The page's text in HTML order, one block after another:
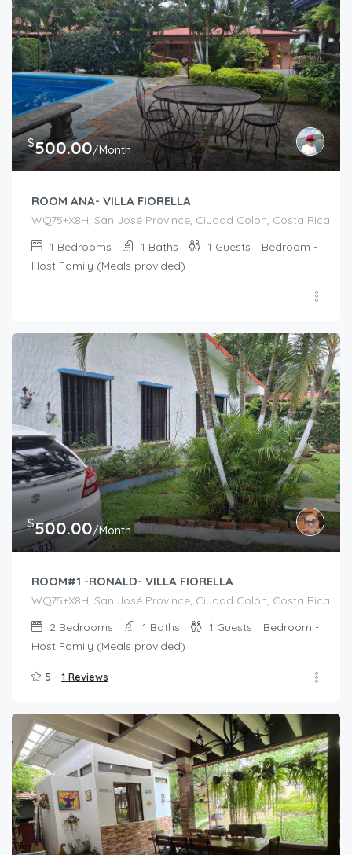
$500.00/Month
ROOM ANA- VILLA FIORELLA
WQ75+X8H, San José Province, Ciudad Colón, Costa Rica
1 Bedrooms 1 Baths 1 Guests
Bedroom -
Host Family (Meals provided)
$500.00/Month
ROOM#1 -RONALD- VILLA FIORELLA
WQ75+X8H, San José Province, Ciudad Colón, Costa Rica
2 Bedrooms 1 Baths 1 Guests
Bedroom -
Host Family (Meals provided)
5 - 1 Reviews